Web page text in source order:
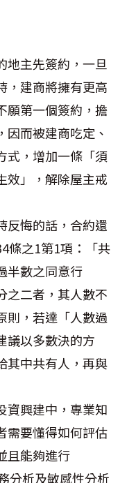
地主先簽約，一旦
，建商將擁有更高
願第一個簽約，擔
而被建商吃定、
式，增加一條「須
效」，解除屋主戒
反悔的話，合約還
條之1第1項：「共
半數之同意行
之二者，其人數不
則，若達「人數過
議以多數決的方
其中共有人，再與
資興建中，專業知
需要懂得如何評估
且能夠進行
分析及敏感性分析